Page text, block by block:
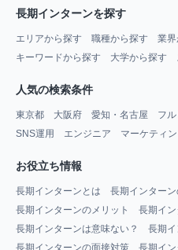
長期インターンを探す
エリアから探す 職種から探す 業
キーワードから探す
大学から探す
人気の検索条件
東京都 大阪府 愛知・名古屋 フ
SNS運用
エンジニア マーケティ
お役立ち情報
長期インターンとは
長期インター
長期インターンのメリット
長期イ
長期インターンは意味ない？
長期
長期インターンの面接対策
長期イ